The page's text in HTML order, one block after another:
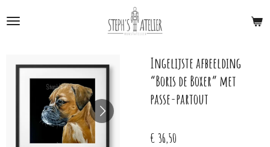
direct
Ingelijste afbeelding
“Boris de Boxer” met
passe-partout
€ 36,50